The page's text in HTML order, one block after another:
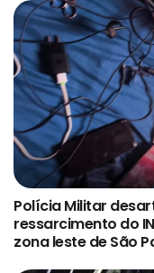
Polícia Militar
ressarcimento do
zona leste de São